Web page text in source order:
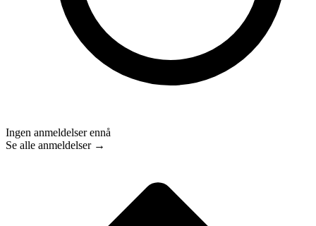
Ingen anmeldelser ennå
Se alle anmeldelser →